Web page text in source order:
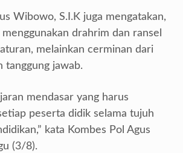
Wibowo, S.I.K juga mengatakan,
drahrim dan ransel
melainkan cerminan dari
tanggung jawab.
mendasar yang harus
peserta didik selama tujuh
kata Kombes Pol Agus
(3/8).